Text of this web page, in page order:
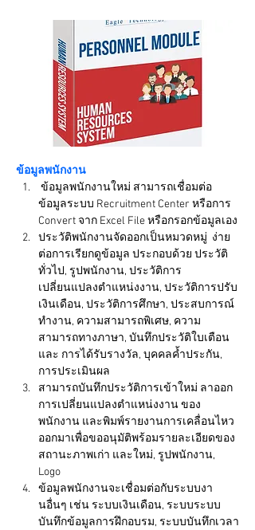
ข้อมูลพนักงาน
ข้อมูลระบบ Recruitment Center หรือการ
Convert จาก Excel File หรือกรอกข้อมูลเอง
ประวัติพนักงานจัดออกเป็นหมวดหมู่  ง่าย
ต่อการเรียกดูข้อมูล ประกอบด้วย ประวัติ
ทั่วไป, รูปพนักงาน, ประวัติการ
เปลี่ยนแปลงตำแหน่งงาน, ประวัติการปรับ
เงินเดือน, ประวัติการศึกษา, ประสบการณ์
ทำงาน, ความสามารถพิเศษ, ความ
สามารถทางภาษา, บันทึกประวัติใบเตือน
และ การได้รับรางวัล, บุคคลค้ำประกัน,
การประเมินผล
สามารถบันทึกประวัติการเข้าใหม่ ลาออก
การเปลี่ยนแปลงตำแหน่งงาน ของ
พนักงาน และพิมพ์รายงานการเคลื่อนไหว
ออกมาเพื่อขออนุมัติพร้อมรายละเอียดของ
สถานะภาพเก่า และใหม่, รูปพนักงาน,
Logo
ข้อมูลพนักงานจะเชื่อมต่อกับระบบงา
นอื่นๆ เช่น ระบบเงินเดือน, ระบบระบบ
บันทึกข้อมูลการฝึกอบรม, ระบบบันทึกเวลา